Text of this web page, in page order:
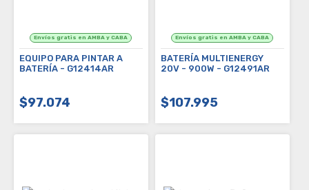
EQUIPO PARA PINTAR A
BATERÍA - G12414AR
$97.074
BATERÍA MULTIENERGY
20V - 900W - G12491AR
$107.995